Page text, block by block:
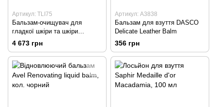
Артикул: TLI75
Бальзам-очищувач для
гладкої шкіри та шкіри
рептилій, Tarrago Leather Care
4 673 грн
Артикул: А3838
Бальзам для взуття DASCO
Delicate Leather Balm
356 грн